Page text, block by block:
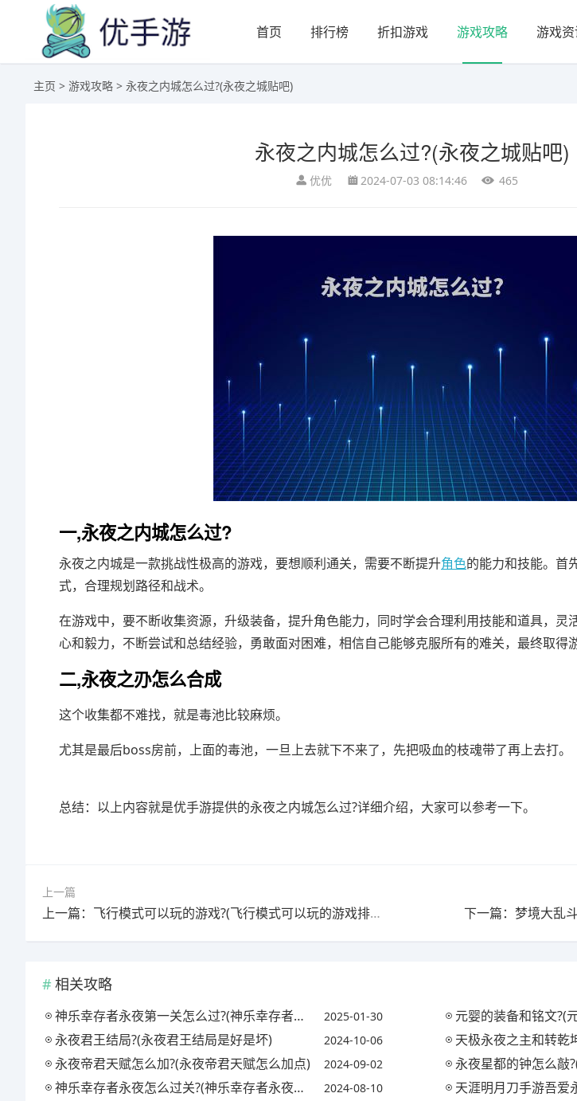
首页 排行榜 折扣游戏 游戏攻略 游戏
主页 > 游戏攻略 > 永夜之内城怎么过?(永夜之城贴吧)
永夜之内城怎么过?(永夜之城贴吧)
优优 2024-07-03 08:14:46 465
一,永夜之内城怎么过?
永夜之内城是一款挑战性极高的游戏，要想顺利通关，需要不断提升角色的能力和技能。首
式，合理规划路径和战术。
在游戏中，要不断收集资源，升级装备，提升角色能力，同时学会合理利用技能和道具，灵
心和毅力，不断尝试和总结经验，勇敢面对困难，相信自己能够克服所有的难关，最终取得
二,永夜之刅怎么合成
这个收集都不难找，就是毒池比较麻烦。
尤其是最后boss房前，上面的毒池，一旦上去就下不来了，先把吸血的枝魂带了再上去打。
总结：以上内容就是优手游提供的永夜之内城怎么过?详细介绍，大家可以参考一下。
上一篇
上一篇：飞行模式可以玩的游戏?(飞行模式可以玩的游戏排行榜) 下一篇：梦境大乱
相关攻略
神乐幸存者永夜第一关怎么过?(神乐幸存者永夜第一关怎么过关) 2025-01-30 元婴的装备和铭文?(
永夜君王结局?(永夜君王结局是好是坏) 2024-10-06 天极永夜之主和转乾坤哪个厉害
永夜帝君天赋怎么加?(永夜帝君天赋怎么加点) 2024-09-02 永夜星都的钟怎么敲
神乐幸存者永夜怎么过关?(神乐幸存者永夜怎么过关啊) 2024-08-10 天涯明月刀手游吾爱永夜怎